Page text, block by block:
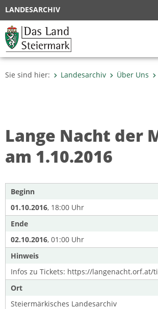
LANDESARCHIV
Sie sind hier: Landesarchiv Über Uns
Lange Nacht der
am 1.10.2016
Beginn
01.10.2016, 18:00 Uhr
Ende
02.10.2016, 01:00 Uhr
Hinweis
Infos zu Tickets: https://langenacht.orf.at/
Ort
Steiermärkisches Landesarchiv